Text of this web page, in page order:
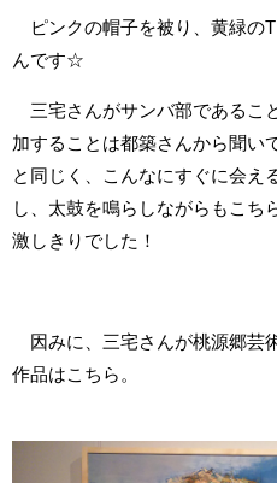
ピンクの帽子を被り、黄緑の
んです☆
三宅さんがサンバ部であるこ
加することは都築さんから聞い
と同じく、こんなにすぐに会え
し、太鼓を鳴らしながらもこち
激しきりでした！
因みに、三宅さんが桃源郷芸
作品はこちら。